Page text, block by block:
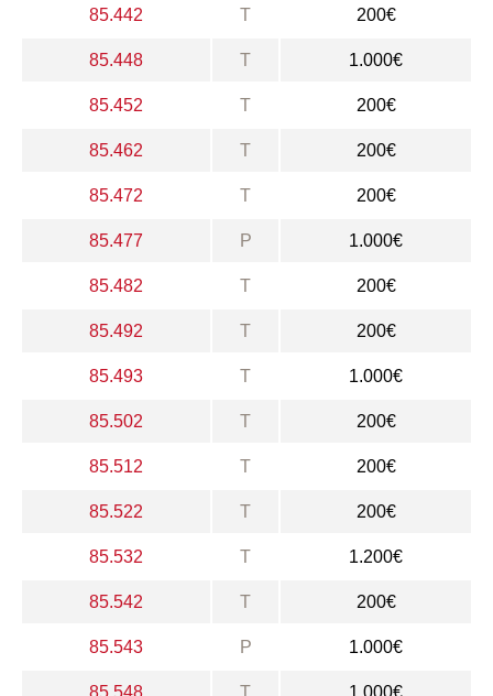
85.442 T 200€
85.448 T 1.000€
85.452 T 200€
85.462 T 200€
85.472 T 200€
85.477 P 1.000€
85.482 T 200€
85.492 T 200€
85.493 T 1.000€
85.502 T 200€
85.512 T 200€
85.522 T 200€
85.532 T 1.200€
85.542 T 200€
85.543 P 1.000€
85.548 T 1.000€